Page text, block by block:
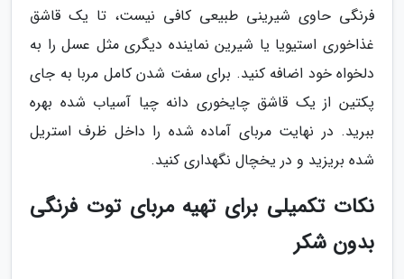
فرنگی حاوی شیرینی طبیعی کافی نیست، تا یک قاشق
غذاخوری استیویا یا شیرین نماینده دیگری مثل عسل را به
دلخواه خود اضافه کنید. برای سفت شدن کامل مربا به جای
پکتین از یک قاشق چایخوری دانه چیا آسیاب شده بهره
ببرید. در نهایت مربای آماده شده را داخل ظرف استریل
شده بریزید و در یخچال نگهداری کنید.
نکات تکمیلی برای تهیه مربای توت فرنگی
بدون شکر